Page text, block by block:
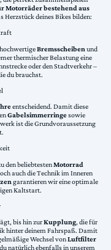
Motorräder bestehend aus
Herzstück deines Bikes bilden:
Bremsscheiben und
thermischer Belastung eine
oder den Stadtverkehr –
du brauchst.
entscheidend. Damit diese
Gabelsimmerringesowie
ist die Grundvoraussetzung
den beliebtestenMotorrad
auch die Technik im Inneren
garantieren wir eine optimale
Kaltstart.
bis hin zurKupplung, die für
hinter deinem Fahrspaß. Damit
Wechsel vonLuftfilter
natürlich ebenfalls in unserem